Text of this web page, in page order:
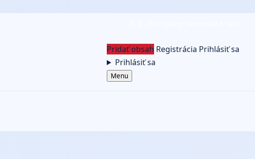
Pridať obsah Registrácia Prihlásiť sa
Prihlásiť sa
Menu